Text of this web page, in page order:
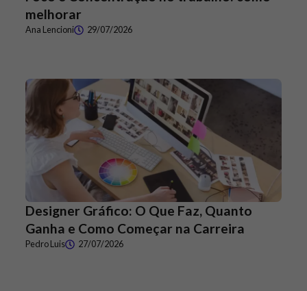
melhorar
Ana Lencioni 29/07/2026
Designer Gráfico: O Que Faz, Quanto
Ganha e Como Começar na Carreira
Pedro Luis 27/07/2026